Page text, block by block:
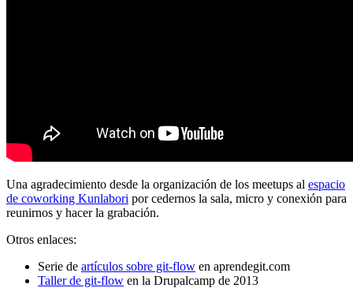
Una agradecimiento desde la organización de los meetups al espacio
de coworking Kunlabori por cedernos la sala, micro y conexión para
reunirnos y hacer la grabación.
Otros enlaces:
Serie de artículos sobre git-flow en aprendegit.com
Taller de git-flow en la Drupalcamp de 2013